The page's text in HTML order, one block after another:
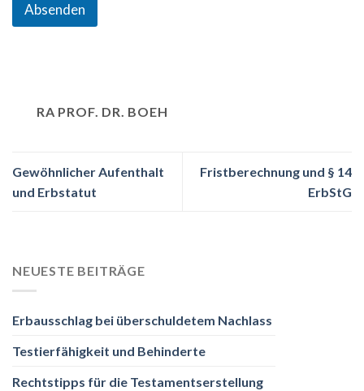
Absenden
RA PROF. DR. BOEH
Gewöhnlicher Aufenthalt
und Erbstatut
Fristberechnung und § 14
ErbStG
NEUESTE BEITRÄGE
Erbausschlag bei überschuldetem Nachlass
Testierfähigkeit und Behinderte
Rechtstipps für die Testamentserstellung